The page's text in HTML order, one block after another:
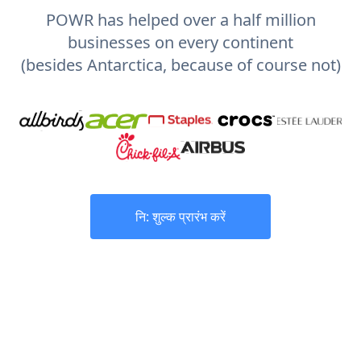
POWR has helped over a half million
businesses on every continent
(besides Antarctica, because of course not)
नि: शुल्क प्रारंभ करें